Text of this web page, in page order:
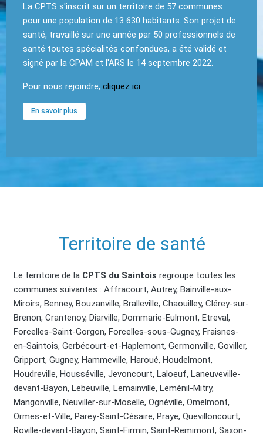
La CPTS s'inscrit sur un territoire de 57 communes
pour une population de 13 630 habitants. Son projet de
santé, travaillé sur une année par 50 professionnels de
santé toutes spécialités confondues, a été validé et
signé par la CPAM et l'ARS le 14 septembre 2022.
Pour nous rejoindre, cliquez ici.
En savoir plus
Territoire de santé
Le territoire de la CPTS du Saintoisregroupe toutes les
communes suivantes : Affracourt, Autrey, Bainville-aux-
Miroirs, Benney, Bouzanville, Bralleville, Chaouilley, Clérey-sur-
Brenon, Crantenoy, Diarville, Dommarie-Eulmont, Etreval,
Forcelles-Saint-Gorgon, Forcelles-sous-Gugney, Fraisnes-
en-Saintois, Gerbécourt-et-Haplemont, Germonville, Goviller,
Gripport, Gugney, Hammeville, Haroué, Houdelmont,
Houdreville, Housséville, Jevoncourt, Laloeuf, Laneuveville-
devant-Bayon, Lebeuville, Lemainville, Leménil-Mitry,
Mangonville, Neuviller-sur-Moselle, Ognéville, Omelmont,
Ormes-et-Ville, Parey-Saint-Césaire, Praye, Quevilloncourt,
Roville-devant-Bayon, Saint-Firmin, Saint-Remimont, Saxon-